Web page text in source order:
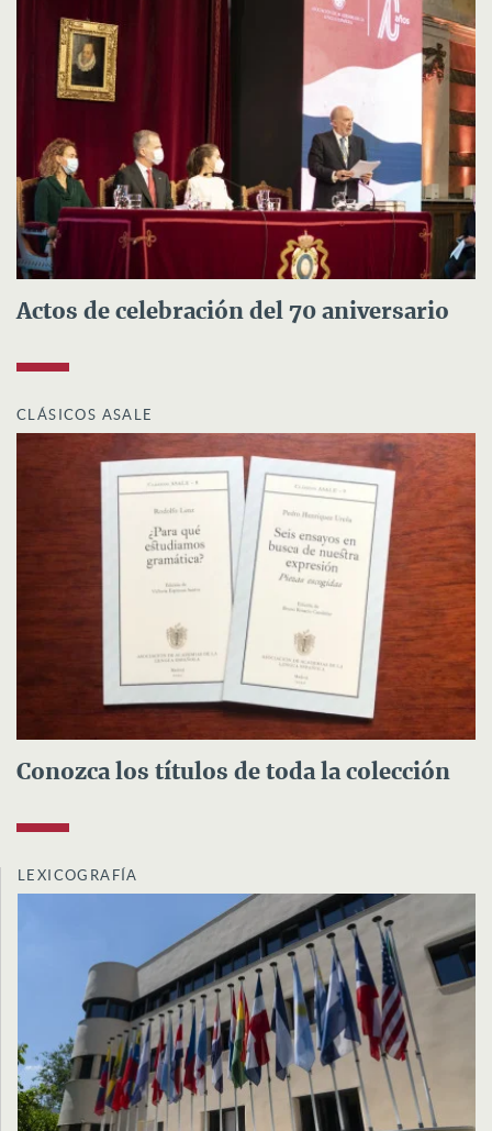
Actos de celebración del 70 aniversario
CLÁSICOS ASALE
Conozca los títulos de toda la colección
LEXICOGRAFÍA